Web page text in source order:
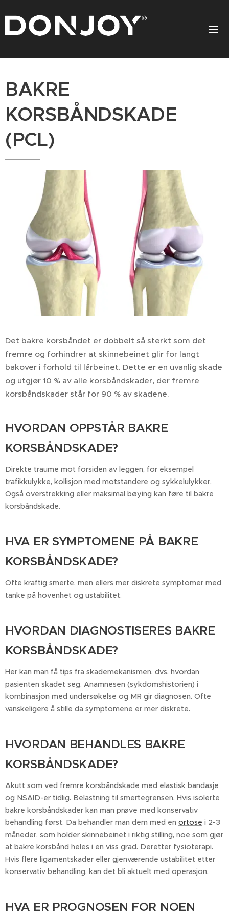
BAKRE
KORSBÅNDSKADE
(PCL)
Det bakre korsbåndet er dobbelt så sterkt som det
fremre og forhindrer at skinnebeinet glir for langt
bakover i forhold til lårbeinet. Dette er en uvanlig skade
og utgjør 10 % av alle korsbåndskader, der fremre
korsbåndskader står for 90 % av skadene.
HVORDAN OPPSTÅR BAKRE
KORSBÅNDSKADE?
Direkte traume mot forsiden av leggen, for eksempel
trafikkulykke, kollisjon med motstandere og sykkelulykker.
Også overstrekking eller maksimal bøying kan føre til bakre
korsbåndskade.
HVA ER SYMPTOMENE PÅ BAKRE
KORSBÅNDSKADE?
Ofte kraftig smerte, men ellers mer diskrete symptomer med
tanke på hovenhet og ustabilitet.
HVORDAN DIAGNOSTISERES BAKRE
KORSBÅNDSKADE?
Her kan man få tips fra skademekanismen, dvs. hvordan
pasienten skadet seg. Anamnesen (sykdomshistorien) i
kombinasjon med undersøkelse og MR gir diagnosen. Ofte
vanskeligere å stille da symptomene er mer diskrete.
HVORDAN BEHANDLES BAKRE
KORSBÅNDSKADE?
Akutt som ved fremre korsbåndskade med elastisk bandasje
og NSAID-er tidlig. Belastning til smertegrensen. Hvis isolerte
bakre korsbåndskader kan man prøve med konservativ
behandling først. Da behandler man dem med en ortose i 2-3
måneder, som holder skinnebeinet i riktig stilling, noe som gjør
at bakre korsbånd heles i en viss grad. Deretter fysioterapi.
Hvis flere ligamentskader eller gjenværende ustabilitet etter
konservativ behandling, kan det bli aktuelt med operasjon.
HVA ER PROGNOSEN FOR NOEN